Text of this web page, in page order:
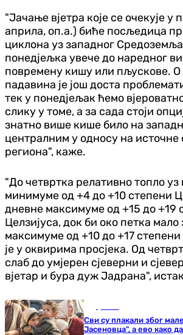
"Јачање вјетра које се очекује у
априла, оп.а.) биће посљедица
циклона уз западног
понедјељка увече до наредног
повремену кишу или пљускове.
падавина је још доста
тек у понедјељак ћемо
слику у томе, а за сада стоји
знатно више кише било на
централним у односу на источне
региона", каже.
"До четвртка релативно топло уз
минимуме од +4 до +10 степени
дневне максимуме од +15 до +19
Целзијуса, док би око петка мало
максимуме од +10 до +17
је у оквирима просјека. Од
слаб до умјерен сјеверни и
вјетар и бура дуж Јадрана",
Сви су плакали због
Јасеновца", а ево како